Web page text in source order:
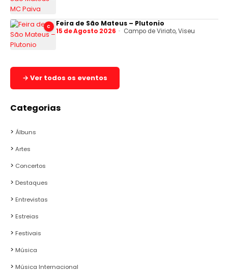
C Feira de São Mateus – Plutonio
15 de Agosto 2026 Campo de Viriato, Viseu
→ Ver todos os eventos
Categorias
Álbuns
Artes
Concertos
Destaques
Entrevistas
Estreias
Festivais
Música
Música Internacional